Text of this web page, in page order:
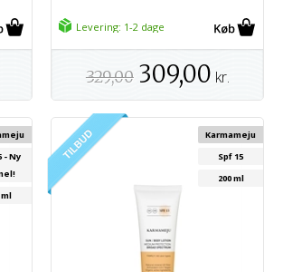
Levering: 1-2 dage
329,00 309,00 kr.
- Ny
ml
Karmameju
Spf 15
200 ml